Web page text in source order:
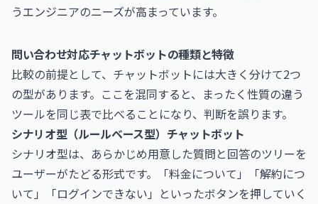
うエンジニアのニーズが高まっています。
問い合わせ対応チャットボットの種類と特徴
比較の前提として、チャットボットには大きく分けて2つ
の型があります。ここを混同すると、まったく性質の違う
ツールを同じ表で比べることになり、判断を誤ります。
シナリオ型（ルールベース型）チャットボット
シナリオ型は、あらかじめ用意した質問と回答のツリーを
ユーザーがたどる形式です。「料金について」「解約につ
いて」「ログインできない」といったボタンを押していく